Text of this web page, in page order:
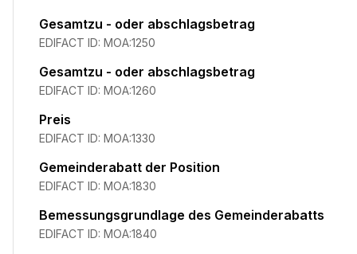
Gesamtzu - oder abschlagsbetrag
EDIFACT ID: MOA:1250
Gesamtzu - oder abschlagsbetrag
EDIFACT ID: MOA:1260
Preis
EDIFACT ID: MOA:1330
Gemeinderabatt der Position
EDIFACT ID: MOA:1830
Bemessungsgrundlage des Gemeinderabatts
EDIFACT ID: MOA:1840